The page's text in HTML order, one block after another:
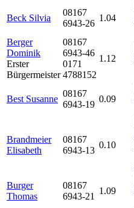
Beck Silvia
08167
6943-26
1.04
Berger
Dominik
Erster
Bürgermeister
08167
6943-46
0171
4788152
1.12
Best Susanne
08167
6943-19
0.09
Brandmeier
Elisabeth
08167
6943-13
0.10
Burger
Thomas
08167
6943-21
1.09